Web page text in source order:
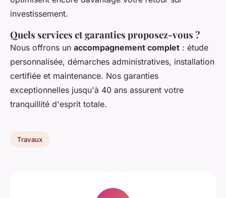
investissement.
Quels services et garanties proposez-vous ?
Nous offrons un accompagnement complet : étude
personnalisée, démarches administratives, installation
certifiée et maintenance. Nos garanties
exceptionnelles jusqu'à 40 ans assurent votre
tranquillité d'esprit totale.
Travaux